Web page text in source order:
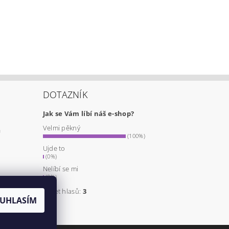
DOTAZNÍK
Jak se Vám líbí náš e-shop?
Velmi pěkný
(100%)
Ujde to
(0%)
Nelíbí se mi
(0%)
Počet hlasů: 3